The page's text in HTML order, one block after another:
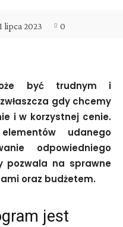
lipca 2023 0
być trudnym i
gdy chcemy
i w korzystnej cenie.
udanego
odpowiedniego
pozwala na sprawne
oraz budżetem.
jest